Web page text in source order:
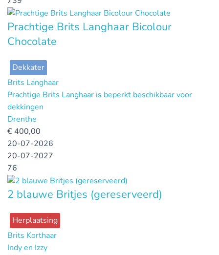
Prachtige Brits Langhaar Bicolour
Chocolate
Dekkater
Brits Langhaar
Prachtige Brits Langhaar is beperkt beschikbaar voor
dekkingen
Drenthe
€ 400,00
20-07-2026
20-07-2027
76
2 blauwe Britjes (gereserveerd)
Herplaatsing
Brits Korthaar
Indy en Izzy